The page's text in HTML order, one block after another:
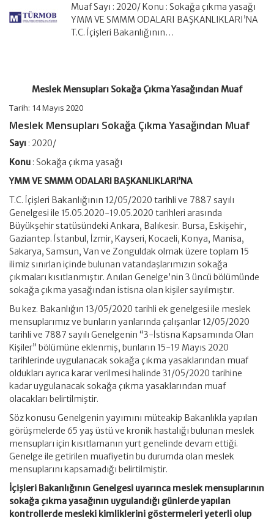
Muaf Sayı : 2020/ Konu : Sokağa çıkma yasağı
YMM VE SMMM ODALARI BAŞKANLIKLARI’NA
T.C. İçişleri Bakanlığının…
Meslek Mensupları Sokağa Çıkma Yasağından Muaf
Tarih: 14 Mayıs 2020
Meslek Mensupları Sokağa Çıkma Yasağından Muaf
Sayı : 2020/
Konu : Sokağa çıkma yasağı
YMM VE SMMM ODALARI BAŞKANLIKLARI’NA
T.C. İçişleri Bakanlığının 12/05/2020 tarihli ve 7887 sayılı
Genelgesi ile 15.05.2020-19.05.2020 tarihleri arasında
Büyükşehir statüsündeki Ankara, Balıkesir. Bursa, Eskişehir,
Gaziantep. İstanbul, İzmir, Kayseri, Kocaeli, Konya, Manisa,
Sakarya, Samsun, Van ve Zonguldak olmak üzere toplam 15
ilimiz sınırlan içinde bulunan vatandaşlarımızın sokağa
çıkmaları kısıtlanmıştır. Anılan Genelge’nin 3 üncü bölümünde
sokağa çıkma yasağından istisna olan kişiler sayılmıştır.
Bu kez. Bakanlığın 13/05/2020 tarihli ek genelgesi ile meslek
mensuplarımız ve bunların yanlarında çalışanlar 12/05/2020
tarihli ve 7887 sayılı Genelgenin “3-İstisna Kapsamında Olan
Kişiler” bölümüne eklenmiş, bunların 15-19 Mayıs 2020
tarihlerinde uygulanacak sokağa çıkma yasaklarından muaf
oldukları ayrıca karar verilmesi halinde 31/05/2020 tarihine
kadar uygulanacak sokağa çıkma yasaklarından muaf
olacakları belirtilmiştir.
Söz konusu Genelgenin yayımını müteakip Bakanlıkla yapılan
görüşmelerde 65 yaş üstü ve kronik hastalığı bulunan meslek
mensupları için kısıtlamanın yurt genelinde devam ettiği.
Genelge ile getirilen muafiyetin bu durumda olan meslek
mensuplarını kapsamadığı belirtilmiştir.
İçişleri Bakanlığının Genelgesi uyarınca meslek mensuplarının
sokağa çıkma yasağının uygulandığı günlerde yapılan
kontrollerde mesleki kimliklerini göstermeleri yeterli olup